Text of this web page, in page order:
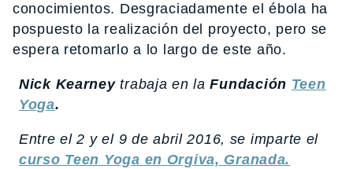
conocimientos. Desgraciadamente el ébola ha
pospuesto la realización del proyecto, pero se
espera retomarlo a lo largo de este año.
Nick Kearneytrabaja en laFundación Teen
Yoga.
Entre el 2 y el 9 de abril 2016, se imparte el
curso Teen Yoga en Orgiva, Granada.